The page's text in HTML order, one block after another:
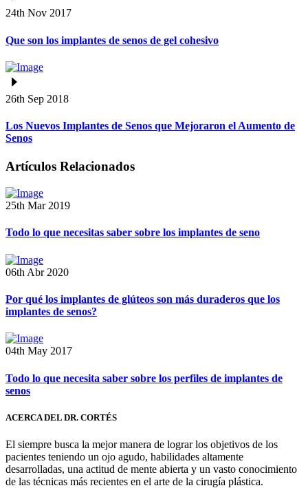
24th Nov 2017
Que son los implantes de senos de gel cohesivo
26th Sep 2018
Los Nuevos Implantes de Senos que Mejoraron el Aumento de
Senos
Artículos Relacionados
25th Mar 2019
Todo lo que necesitas saber sobre los implantes de seno
06th Abr 2020
Por qué los implantes de glúteos son más duraderos que los
implantes de senos?
04th May 2017
Todo lo que necesita saber sobre los perfiles de implantes de
senos
ACERCA DEL DR. CORTÉS
El siempre busca la mejor manera de lograr los objetivos de los
pacientes teniendo un ojo agudo, habilidades altamente
desarrolladas, una actitud de mente abierta y un vasto conocimiento
de las técnicas más recientes en el arte de la cirugía plástica.